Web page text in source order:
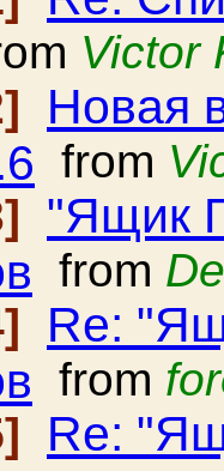
Victor
Новая
from
"Ящик
from
Re:
from
Re: